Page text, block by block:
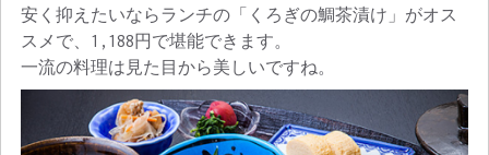
安く抑えたいならランチの「くろぎの鯛茶漬け」がオス
スメで、1,188円で堪能できます。
一流の料理は見た目から美しいですね。